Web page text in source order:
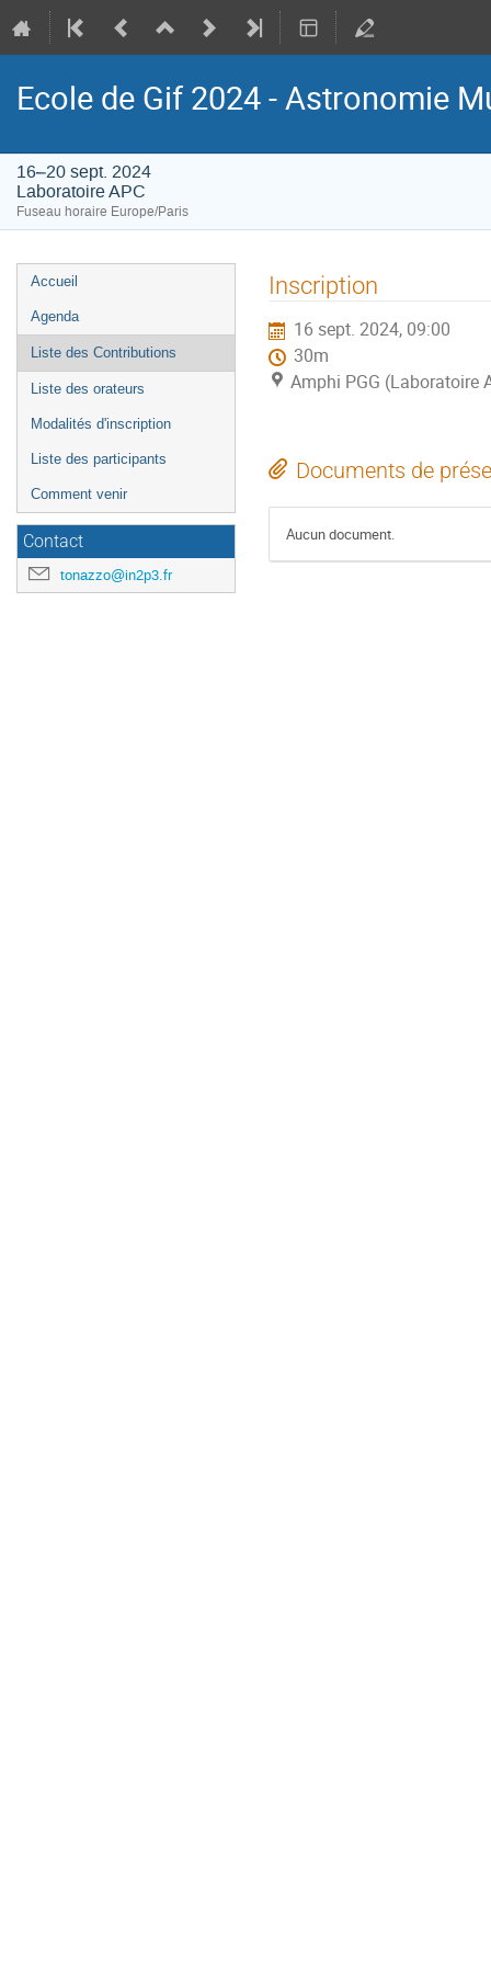
Ecole de Gif 2024 - Astronomie
16–20 sept. 2024
Laboratoire APC
Fuseau horaire Europe/Paris
Menu
de
l'événement
Accueil
Agenda
Liste des Contributions
Liste des orateurs
Modalités d'inscription
Liste des participants
Comment venir
Contact
tonazzo@in2p3.fr
Inscription
16 sept. 2024, 09:00
30m
Amphi PGG (Laboratoire
Documents de
Aucun document.